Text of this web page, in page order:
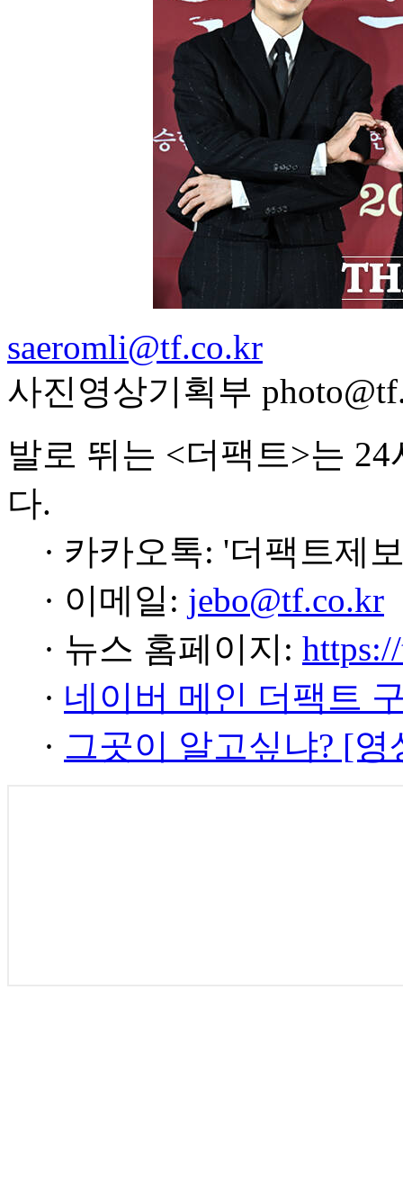
saeromli@tf.co.kr
사진영상기획부
발로 뛰는 <더팩트>는
다.
· 카카오톡: '더팩트제
· 이메일: jebo@tf.co.kr
· 뉴스 홈페이지:
· 네이버 메인 더팩트
· 그곳이 알고싶냐? [